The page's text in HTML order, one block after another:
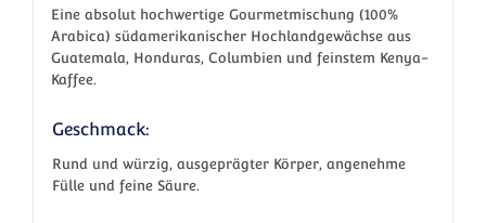
Eine absolut hochwertige Gourmetmischung (100%
Arabica) südamerikanischer Hochlandgewächse aus
Guatemala, Honduras, Columbien und feinstem Kenya-
Kaffee.
Geschmack:
Rund und würzig, ausgeprägter Körper, angenehme
Fülle und feine Säure.